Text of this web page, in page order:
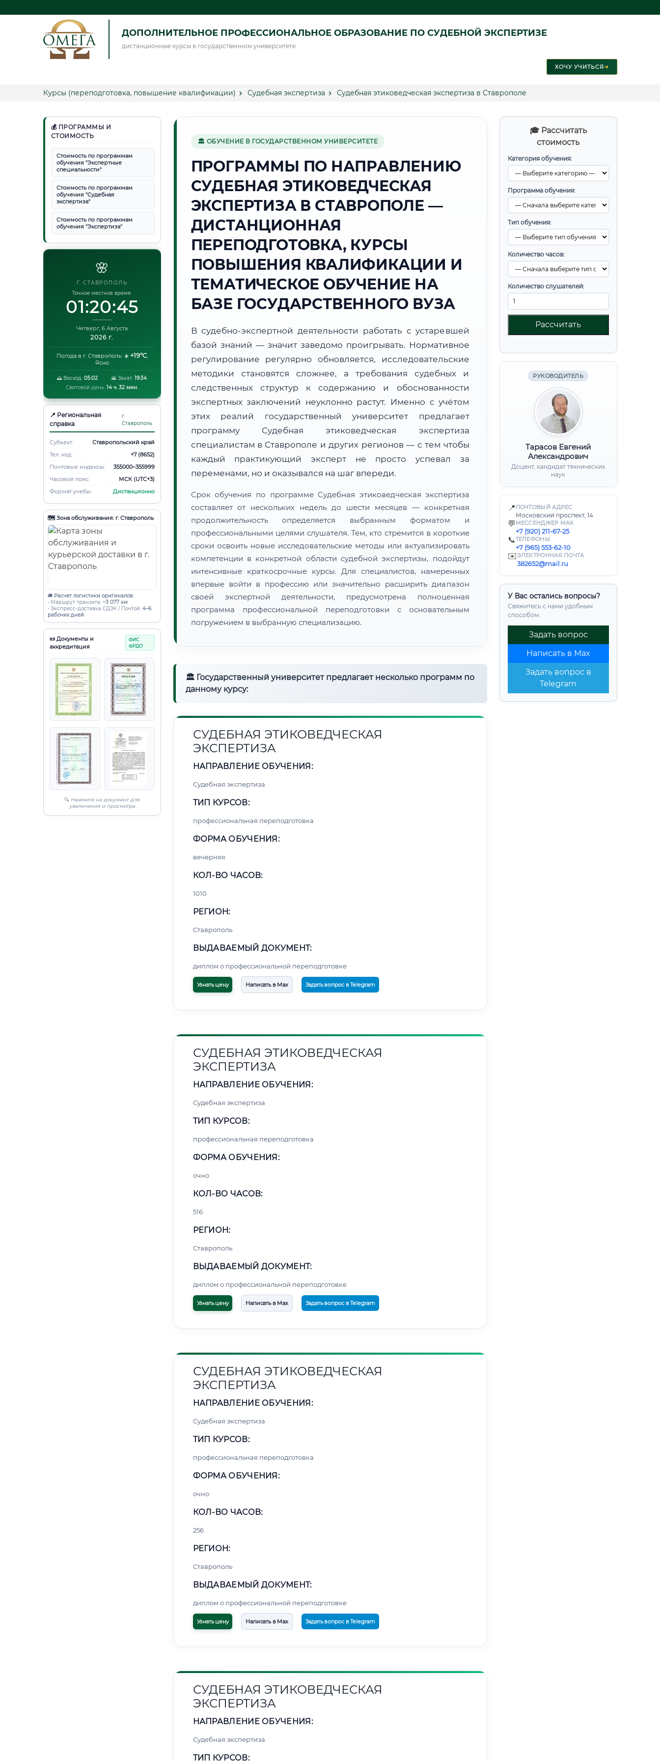
ДОПОЛНИТЕЛЬНОЕ ПРОФЕССИОНАЛЬНОЕ ОБРАЗОВАНИЕ ПО СУДЕБНОЙ ЭКСПЕРТИЗЕ
дистанционные курсы в государственном университете
ХОЧУ УЧИТЬСЯ➜
Курсы (переподготовка, повышение квалификации) Судебная экспертиза Судебная этиковедческая экспертиза в Ставрополе
💰 ПРОГРАММЫ И
СТОИМОСТЬ
Стоимость по программам
обучения "Экспертные
специальности"
Стоимость по программам
обучения "Судебная
экспертиза"
Стоимость по программам
обучения "Экспертиза"
🌸
Г. СТАВРОПОЛЬ
Точное местное время:
01:20:46
Четверг, 6 Августа
2026 г.
Погода в г. Ставрополь: ☀️ +19°C,
Ясно
🌅 Восход:05:02 🌇 Закат: 19:34
Световой день: 14 ч. 32 мин.
📍 Региональная
справка
г.
Ставрополь
Субъект:
Ставропольский край
Тел. код:
+7 (8652)
Почтовые индексы:
355000–355999
Часовой пояс:
МСК (UTC+3)
Формат учебы:
Дистанционно
🗺️ Зона обслуживания: г. Ставрополь
🚚 Расчет логистики оригиналов:
• Маршрут транзита: ~3 077 км
• Экспресс-доставка СДЭК / Почтой: 4–6
рабочих дней
📜 Документы и
аккредитация
ФИС
ФРДО
🔍 Нажмите на документ для
увеличения и просмотра
🎓 Рассчитать
стоимость
Категория обучения:
Программа обучения:
Тип обучения:
Количество часов:
Количество слушателей:
Рассчитать
РУКОВОДИТЕЛЬ
Тарасов Евгений
Александрович
Доцент, кандидат технических
наук
📍 ПОЧТОВЫЙ АДРЕС
Московский проспект, 14
💬 МЕССЕНДЖЕР MAX
+7 (920) 211-67-25
📞ТЕЛЕФОНЫ
+7 (965) 553-62-10
✉️ЭЛЕКТРОННАЯ ПОЧТА
382652@mail.ru
У Вас остались вопросы?
Свяжитесь с нами удобным
способом:
Задать вопрос
Написать в Max
Задать вопрос в
Telegram
🏛 ОБУЧЕНИЕ В ГОСУДАРСТВЕННОМ УНИВЕРСИТЕТЕ
ПРОГРАММЫ ПО НАПРАВЛЕНИЮ
СУДЕБНАЯ ЭТИКОВЕДЧЕСКАЯ
ЭКСПЕРТИЗА В СТАВРОПОЛЕ —
ДИСТАНЦИОННАЯ
ПЕРЕПОДГОТОВКА, КУРСЫ
ПОВЫШЕНИЯ КВАЛИФИКАЦИИ И
ТЕМАТИЧЕСКОЕ ОБУЧЕНИЕ НА
БАЗЕ ГОСУДАРСТВЕННОГО ВУЗА
В судебно-экспертной деятельности работать с устаревшей
базой знаний — значит заведомо проигрывать. Нормативное
регулирование регулярно обновляется, исследовательские
методики становятся сложнее, а требования судебных и
следственных структур к содержанию и обоснованности
экспертных заключений неуклонно растут. Именно с учётом
этих реалий государственный университет предлагает
программу Судебная этиковедческая экспертиза
специалистам в Ставрополе и других регионов — с тем чтобы
каждый практикующий эксперт не просто успевал за
переменами, но и оказывался на шаг впереди.
Срок обучения по программе Судебная этиковедческая экспертиза
составляет от нескольких недель до шести месяцев — конкретная
продолжительность определяется выбранным форматом и
профессиональными целями слушателя. Тем, кто стремится в короткие
сроки освоить новые исследовательские методы или актуализировать
компетенции в конкретной области судебной экспертизы, подойдут
интенсивные краткосрочные курсы. Для специалистов, намеренных
впервые войти в профессию или значительно расширить диапазон
своей экспертной деятельности, предусмотрена полноценная
программа профессиональной переподготовки с основательным
погружением в выбранную специализацию.
🏛 Государственный университет предлагает несколько программ по
данному курсу:
СУДЕБНАЯ ЭТИКОВЕДЧЕСКАЯ
ЭКСПЕРТИЗА
НАПРАВЛЕНИЕ ОБУЧЕНИЯ:
Судебная экспертиза
ТИП КУРСОВ:
профессиональная переподготовка
ФОРМА ОБУЧЕНИЯ:
вечерняя
КОЛ-ВО ЧАСОВ:
1010
РЕГИОН:
Ставрополь
ВЫДАВАЕМЫЙ ДОКУМЕНТ:
диплом о профессиональной переподготовке
Узнать цену Написать в Max Задать вопрос в Telegram
СУДЕБНАЯ ЭТИКОВЕДЧЕСКАЯ
ЭКСПЕРТИЗА
НАПРАВЛЕНИЕ ОБУЧЕНИЯ:
Судебная экспертиза
ТИП КУРСОВ:
профессиональная переподготовка
ФОРМА ОБУЧЕНИЯ:
очно
КОЛ-ВО ЧАСОВ:
516
РЕГИОН:
Ставрополь
ВЫДАВАЕМЫЙ ДОКУМЕНТ:
диплом о профессиональной переподготовке
Узнать цену Написать в Max Задать вопрос в Telegram
СУДЕБНАЯ ЭТИКОВЕДЧЕСКАЯ
ЭКСПЕРТИЗА
НАПРАВЛЕНИЕ ОБУЧЕНИЯ:
Судебная экспертиза
ТИП КУРСОВ:
профессиональная переподготовка
ФОРМА ОБУЧЕНИЯ:
очно
КОЛ-ВО ЧАСОВ:
256
РЕГИОН:
Ставрополь
ВЫДАВАЕМЫЙ ДОКУМЕНТ:
диплом о профессиональной переподготовке
Узнать цену Написать в Max Задать вопрос в Telegram
СУДЕБНАЯ ЭТИКОВЕДЧЕСКАЯ
ЭКСПЕРТИЗА
НАПРАВЛЕНИЕ ОБУЧЕНИЯ:
Судебная экспертиза
ТИП КУРСОВ: